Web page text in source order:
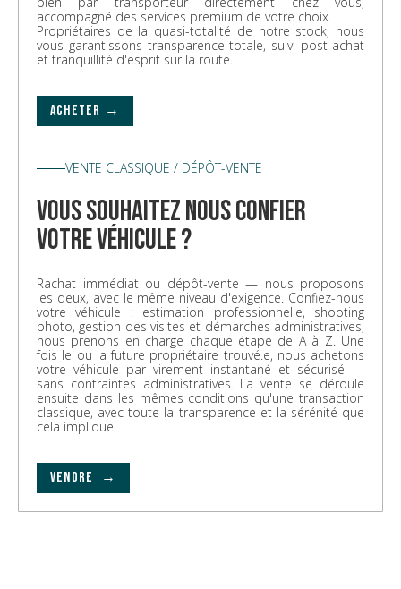
accompagné des services premium de votre choix.
Propriétaires de la quasi-totalité de notre stock, nous
vous garantissons transparence totale, suivi post-achat
et tranquillité d'esprit sur la route.
ACHETER →
VENTE CLASSIQUE / DÉPÔT-VENTE
vous souhaitez nous confier
votre véhicule ?
Rachat immédiat ou dépôt-vente — nous proposons
les deux, avec le même niveau d'exigence. Confiez-nous
votre véhicule : estimation professionnelle, shooting
photo, gestion des visites et démarches administratives,
nous prenons en charge chaque étape de A à Z. Une
fois le ou la future propriétaire trouvé.e, nous achetons
votre véhicule par virement instantané et sécurisé —
sans contraintes administratives. La vente se déroule
ensuite dans les mêmes conditions qu'une transaction
classique, avec toute la transparence et la sérénité que
cela implique.
VENDRE →